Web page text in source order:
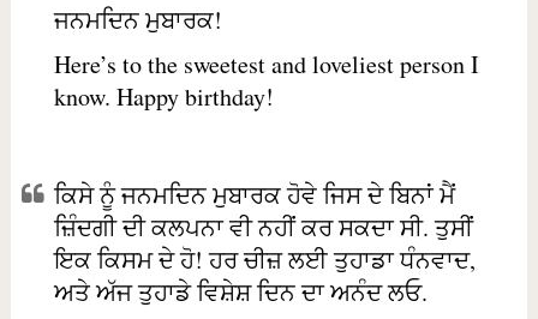
ਜਨਮਦਿਨ ਮੁਬਾਰਕ!
Here’s to the sweetest and loveliest person I
know. Happy birthday!
ਕਿਸੇ ਨੂੰ ਜਨਮਦਿਨ ਮੁਬਾਰਕ ਹੋਵੇ ਜਿਸ ਦੇ ਬਿਨਾਂ ਮੈਂ
ਜ਼ਿੰਦਗੀ ਦੀ ਕਲਪਨਾ ਵੀ ਨਹੀਂ ਕਰ ਸਕਦਾ ਸੀ. ਤੁਸੀਂ
ਇਕ ਕਿਸਮ ਦੇ ਹੋ! ਹਰ ਚੀਜ਼ ਲਈ ਤੁਹਾਡਾ ਧੰਨਵਾਦ,
ਅਤੇ ਅੱਜ ਤੁਹਾਡੇ ਵਿਸ਼ੇਸ਼ ਦਿਨ ਦਾ ਅਨੰਦ ਲਓ.